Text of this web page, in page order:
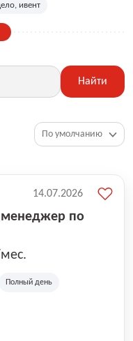
ивент
ивент
реклама Найти
по
Полный день
14.07.2026